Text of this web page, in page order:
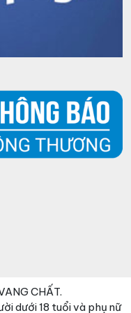
CHẤT.
dưới 18 tuổi và phụ nữ